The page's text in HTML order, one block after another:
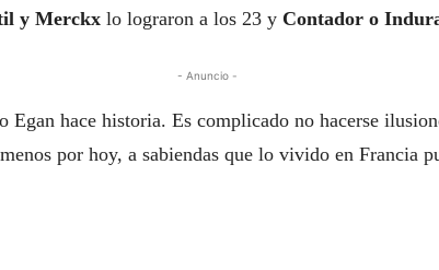
y Merckx lo lograron a los 23 y Contador o
- Anuncio -
Egan hace historia. Es complicado no hacerse
por hoy, a sabiendas que lo vivido en Francia